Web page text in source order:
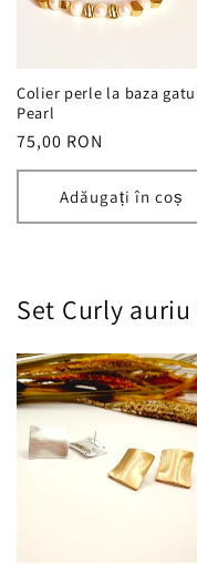
Colier perle la baza
Pearl
Preț
obișnuit
75,00 RON
Adăugați în coș
Set Curly